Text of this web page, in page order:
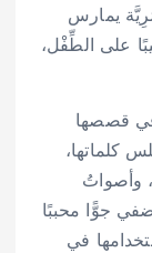
يمارس
على الطِّفْل،
في قصصها
كلماتها،
وأصواتُ
جوًّا محببًا
في